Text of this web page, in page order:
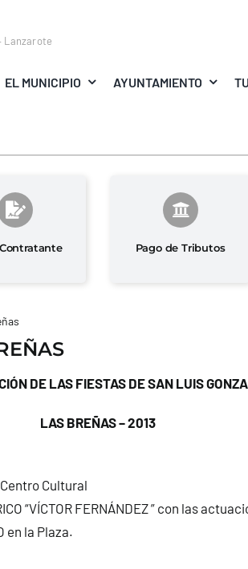
Lanzarote
EL MUNICIPIO AYUNTAMIENTO
Pago de Tributos
DE LAS FIESTAS DE SAN LUIS
LAS BREÑAS – 2013
Cultural
“VÍCTOR FERNÁNDEZ ” con las
en la Plaza.